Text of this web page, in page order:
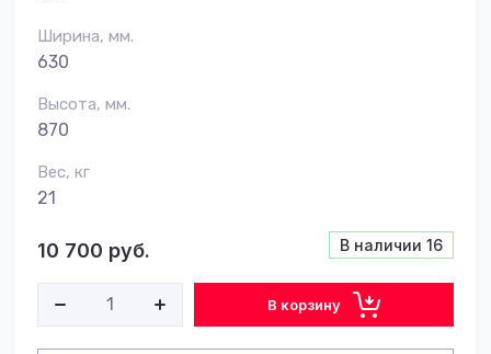
Ширина, мм.
630
Высота, мм.
870
Вес, кг
21
В наличии 16
10 700 руб.
В корзину